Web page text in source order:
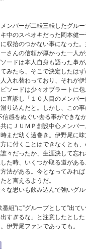
ンバーが二転三転したグルー
中のスペオキだった岡本健
収拾のつかない事になった
さんの信頼が厚かった一人
ードは本人自身も語った事
みたら、そこで決定したは
入れ替わっており、それが
ソードは少々オブラートに包
直訴し「１０人目のメンバ
り込んだと。しかし、この事
信感をぬぐい去る事ができな
にＪＵＭＰ創設中心メンバ
まだ幼く遠巻き。伊野尾に味
に付くことはできなくとも
々だったか、生涯決して忘
た時、いくつか取る道があ
法がある。今となってみれ
と言えるようだ。
な思いも飲み込んで強いグ
番組”に”グループとして”出て
すぎるな」と注意したとし
伊野尾ファンであっても。